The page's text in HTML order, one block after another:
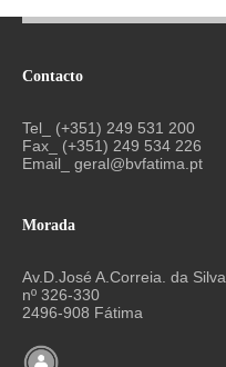
Contacto
Tel_ (+351) 249 531 200
Fax_ (+351) 249 534 226
Email_ geral@bvfatima.pt
Morada
Av.D.José A.Correia. da Silva
nº 326-330
2496-908 Fátima